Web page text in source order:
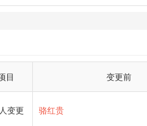
目 变更前
变更 骆红贵